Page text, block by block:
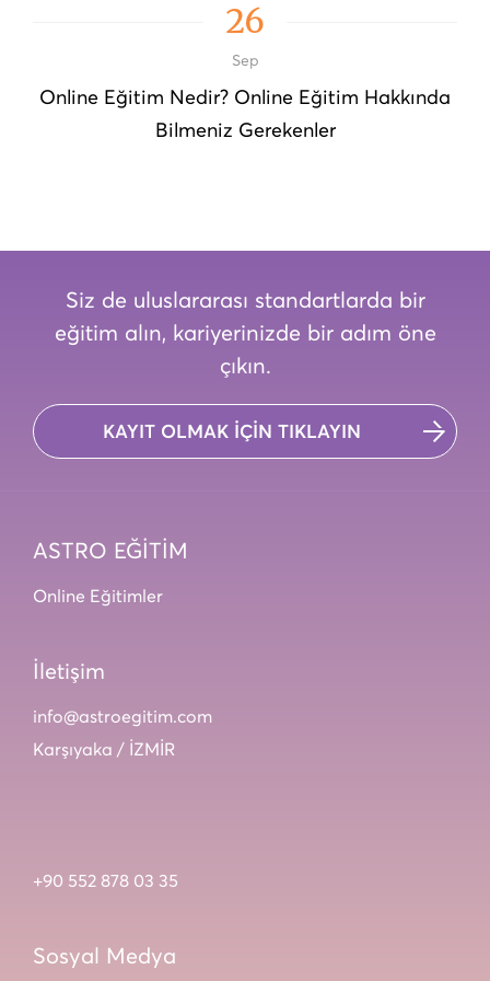
26
Sep
Online Eğitim Nedir? Online Eğitim Hakkında
Bilmeniz Gerekenler
Siz de uluslararası standartlarda bir
eğitim alın, kariyerinizde bir adım öne
çıkın.
KAYIT OLMAK İÇİN TIKLAYIN
ASTRO EĞİTİM
Online Eğitimler
İletişim
info@astroegitim.com
Karşıyaka / İZMİR
+90 552 878 03 35
Sosyal Medya